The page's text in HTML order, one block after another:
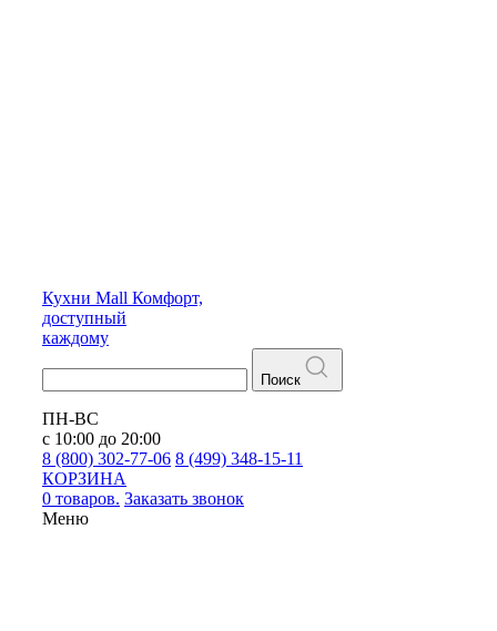
Кухни Mall Комфорт,
доступный
каждому
Поиск
ПН-ВС
с 10:00 до 20:00
8 (800) 302-77-06 8 (499) 348-15-11
КОРЗИНА
0 товаров. Заказать звонок
Меню